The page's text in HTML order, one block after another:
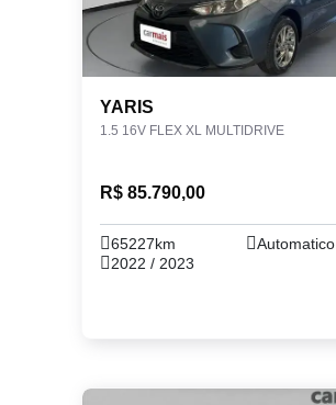
YARIS
1.5 16V FLEX XL MULTIDRIVE
R$ 85.790,00
65227km
Automatico
2022 / 2023